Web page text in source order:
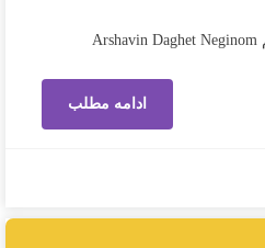
ادامه مطلب